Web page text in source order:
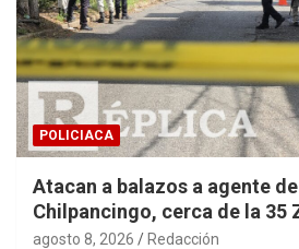
POLICIACA
Atacan a balazos a agente
Chilpancingo, cerca de la 35
agosto 8, 2026 Redacción